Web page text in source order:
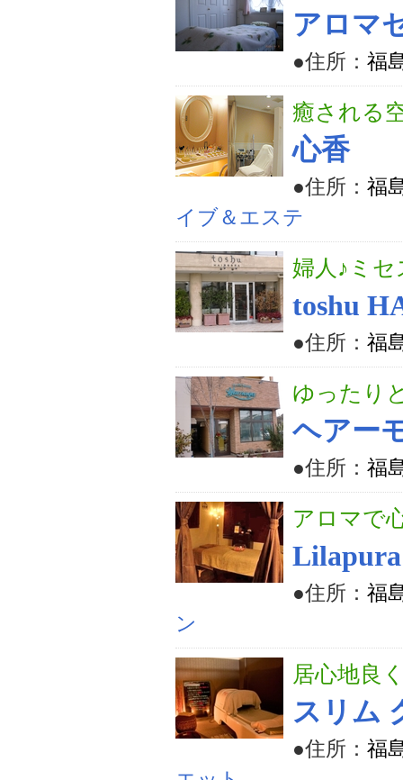
アロマ
●住所： 福
癒される
心香
●住所： 福
イブ＆エステ
婦人♪ミ
toshu
●住所： 福
ゆったり
ヘアー
●住所： 福
アロマで
●住所： 福
ン
居心地良
スリム
●住所： 福